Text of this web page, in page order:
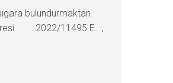
bulundurmaktan
Dairesi 2022/11495 E. ,